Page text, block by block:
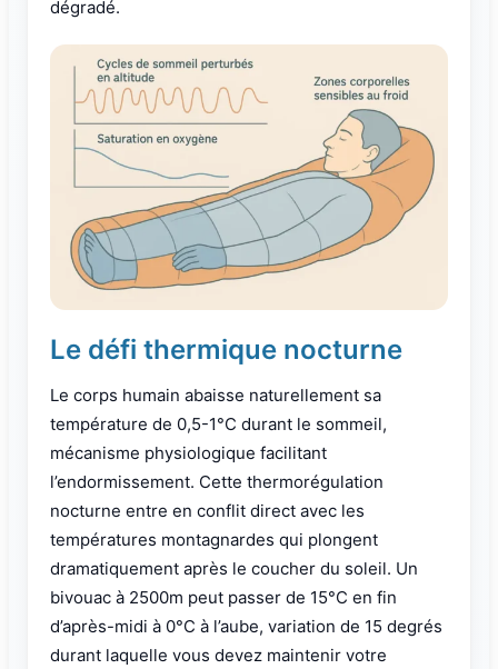
dégradé.
Le défi thermique nocturne
Le corps humain abaisse naturellement sa
température de 0,5-1°C durant le sommeil,
mécanisme physiologique facilitant
l’endormissement. Cette thermorégulation
nocturne entre en conflit direct avec les
températures montagnardes qui plongent
dramatiquement après le coucher du soleil. Un
bivouac à 2500m peut passer de 15°C en fin
d’après-midi à 0°C à l’aube, variation de 15 degrés
durant laquelle vous devez maintenir votre